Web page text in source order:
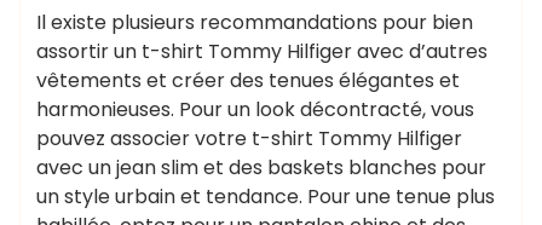
Il existe plusieurs recommandations pour bien
assortir un t-shirt Tommy Hilfiger avec d’autres
vêtements et créer des tenues élégantes et
harmonieuses. Pour un look décontracté, vous
pouvez associer votre t-shirt Tommy Hilfiger
avec un jean slim et des baskets blanches pour
un style urbain et tendance. Pour une tenue plus